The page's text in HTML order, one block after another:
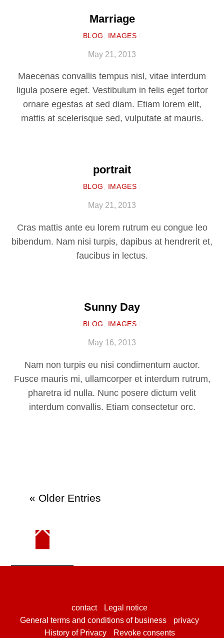
Marriage
BLOG IMAGES
May 21, 2013
Maecenas convallis tempus nisl, vitae interdum
ligula posere eget. Vestibulum in felis eget tortor
ornare egestas at sed diam. Etiam lorem elit,
mattis at scelerisque sed, vulputate at mauris.
portrait
BLOG IMAGES
May 21, 2013
Cras mattis ante eu lorem rutrum eu congue leo
bibendum. Nam nisi turpis, dapibus at hendrerit et,
faucibus in lectus.
Sunny Day
BLOG IMAGES
May 16, 2013
Nam non turpis eu nisi condimentum auctor.
Fusce mauris mi, ullamcorper et interdum rutrum,
pharetra id nulla. Nunc posere dictum velit
interdum convallis. Etiam consectetur orc.
« Older Entries
contact
Legal notice
General terms and conditions of business
privacy
History of Privacy
Revoke consents